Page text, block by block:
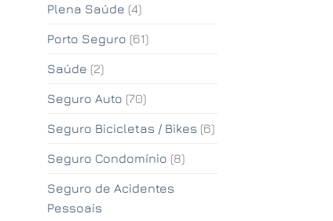
Plena Saúde (4)
Porto Seguro (61)
Saúde (2)
Seguro Auto (70)
Seguro Bicicletas / Bikes (6)
Seguro Condomínio (8)
Seguro de Acidentes
Pessoais